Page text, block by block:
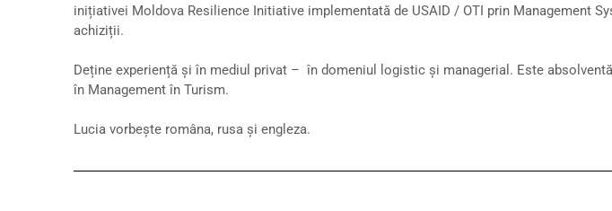
inițiativei Moldova Resilience Initiative implementată de USAID / OTI prin Management
achiziții.
Deține experiență și în mediul privat – în domeniul logistic și managerial. Este
în Management în Turism.
Lucia vorbește româna, rusa și engleza.